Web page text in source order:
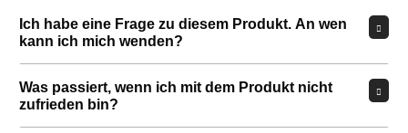
Ich habe eine Frage zu diesem Produkt. An wen
kann ich mich wenden?
Was passiert, wenn ich mit dem Produkt nicht
zufrieden bin?